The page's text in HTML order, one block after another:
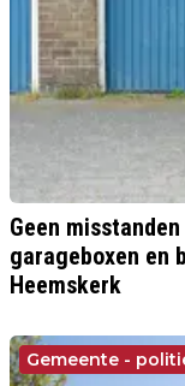
Geen
garageboxen en
Heemskerk
Gemeente -